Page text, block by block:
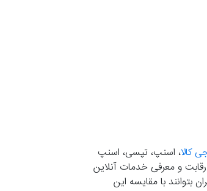
کالا، اسنپ، تپسی، اسنپ
رقابت و معرفی خدمات آنلاین
بتوانند با مقایسه این